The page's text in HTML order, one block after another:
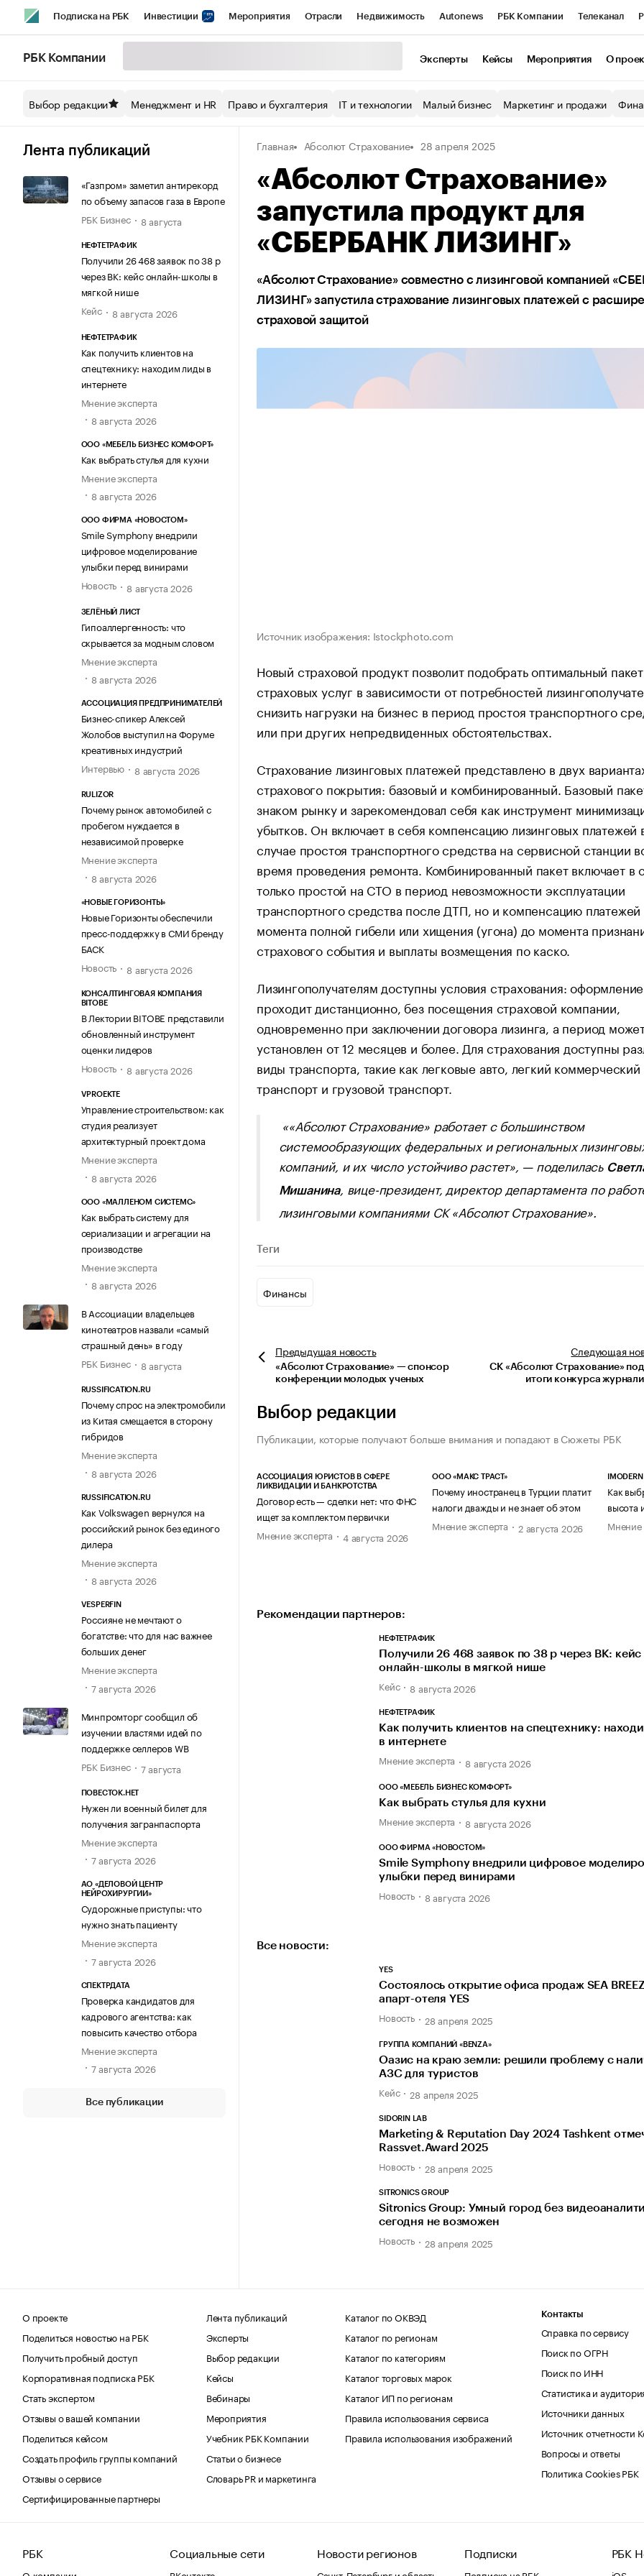
Подписка на РБК Инвестиции Мероприятия Отрасли Недвижимость Autonews РБК Компании Телеканал
Спецпроекты СПб Конференции СПб Спецпроекты Экономика Бизнес
Технологии и медиа Рынок наличной валюты
РБК Компании Эксперты Кейсы Мероприятия О
Выбор редакции Менеджмент и HR Право и бухгалтерия IT и технологии Малый бизнес Маркетинг и продажи
Лента публикаций
«Газпром» заметил антирекорд
по объему запасов газа в Европе
РБК Бизнес
8 августа
НЕФТЕТРАФИК
Получили 26 468 заявок по 38 р
через ВК: кейс онлайн-школы в
мягкой нише
Кейс
8 августа 2026
НЕФТЕТРАФИК
Как получить клиентов на
спецтехнику: находим лиды в
интернете
Мнение эксперта
8 августа 2026
ООО «МЕБЕЛЬ БИЗНЕС КОМФОРТ»
Как выбрать стулья для кухни
Мнение эксперта
8 августа 2026
ООО ФИРМА «НОВОСТОМ»
Smile Symphony внедрили
цифровое моделирование
улыбки перед винирами
Новость
8 августа 2026
ЗЕЛЁНЫЙ ЛИСТ
Гипоаллергенность: что
скрывается за модным словом
Мнение эксперта
8 августа 2026
АССОЦИАЦИЯ ПРЕДПРИНИМАТЕЛЕЙ
Бизнес-спикер Алексей
Жолобов выступил на Форуме
креативных индустрий
Интервью
8 августа 2026
RULIZOR
Почему рынок автомобилей с
пробегом нуждается в
независимой проверке
Мнение эксперта
8 августа 2026
«НОВЫЕ ГОРИЗОНТЫ»
Новые Горизонты обеспечили
пресс-поддержку в СМИ бренду
БАСК
Новость
8 августа 2026
КОНСАЛТИНГОВАЯ КОМПАНИЯ
BITOBE
В Лектории BITOBE представили
обновленный инструмент
оценки лидеров
Новость
8 августа 2026
VPROEKTE
Управление строительством: как
студия реализует
архитектурный проект дома
Мнение эксперта
8 августа 2026
ООО «МАЛЛЕНОМ СИСТЕМС»
Как выбрать систему для
сериализации и агрегации на
производстве
Мнение эксперта
8 августа 2026
В Ассоциации владельцев
кинотеатров назвали «самый
страшный день» в году
РБК Бизнес
8 августа
RUSSIFICATION.RU
Почему спрос на электромобили
из Китая смещается в сторону
гибридов
Мнение эксперта
8 августа 2026
RUSSIFICATION.RU
Как Volkswagen вернулся на
российский рынок без единого
дилера
Мнение эксперта
8 августа 2026
VESPERFIN
Россияне не мечтают о
богатстве: что для нас важнее
больших денег
Мнение эксперта
7 августа 2026
Минпромторг сообщил об
изучении властями идей по
поддержке селлеров WB
РБК Бизнес
7 августа
ПОВЕСТОК.НЕТ
Нужен ли военный билет для
получения загранпаспорта
Мнение эксперта
7 августа 2026
АО «ДЕЛОВОЙ ЦЕНТР
НЕЙРОХИРУРГИИ»
Судорожные приступы: что
нужно знать пациенту
Мнение эксперта
7 августа 2026
СПЕКТРДАТА
Проверка кандидатов для
кадрового агентства: как
повысить качество отбора
Мнение эксперта
7 августа 2026
Все публикации
Главная Абсолют Страхование 28 апреля 2025
«Абсолют Страхование»
запустила продукт для
«СБЕРБАНК ЛИЗИНГ»
«Абсолют Страхование» совместно с лизинговой компанией
ЛИЗИНГ» запустила страхование лизинговых платежей с
страховой защитой
Источник изображения: Istockphoto.com
Новый страховой продукт позволит подобрать оптимальный пакет
страховых услуг в зависимости от потребностей
снизить нагрузки на бизнес в период простоя транспортного
или при других непредвиденных обстоятельствах.
Страхование лизинговых платежей представлено в двух
страхового покрытия: базовый и комбинированный. Базовый
знаком рынку и зарекомендовал себя как инструмент
убытков. Он включает в себя компенсацию лизинговых платежей
случае простоя транспортного средства на сервисной станции
время проведения ремонта. Комбинированный пакет включает в
только простой на СТО в период невозможности эксплуатации
транспортного средства после ДТП, но и компенсацию платежей
момента полной гибели или хищения (угона) до момента
страхового события и выплаты возмещения по каско.
Лизингополучателям доступны условия страхования: оформление
проходит дистанционно, без посещения страховой компании,
одновременно при заключении договора лизинга, а период
установлен от 12 месяцев и более. Для страхования доступны
виды транспорта, такие как легковые авто, легкий коммерческий
транспорт и грузовой транспорт.
««Абсолют Страхование» работает с большинством
системообразующих федеральных и региональных
компаний, и их число устойчиво растет», — поделилась
Мишанина, вице-президент, директор департамента по
лизинговыми компаниями СК «Абсолют Страхование».
Теги
Финансы
Предыдущая новость
«Абсолют Страхование» — спонсор
конференции молодых ученых
Следующая
СК «Абсолют Страхование»
итоги конкурса
Выбор редакции
Публикации, которые получают больше внимания и попадают в Сюжеты РБК
АССОЦИАЦИЯ ЮРИСТОВ В СФЕРЕ
ЛИКВИДАЦИИ И БАНКРОТСТВА
Договор есть — сделки нет: что ФНС
ищет за комплектом первички
Мнение эксперта
4 августа 2026
ООО «МАКС ТРАСТ»
Почему иностранец в Турции платит
налоги дважды и не знает об этом
Мнение эксперта
2 августа 2026
IMODERN
Как
высота
Мнение
Рекомендации партнеров:
НЕФТЕТРАФИК
Получили 26 468 заявок по 38 р через ВК: кейс
онлайн-школы в мягкой нише
Кейс 8 августа 2026
НЕФТЕТРАФИК
Как получить клиентов на спецтехнику:
в интернете
Мнение эксперта 8 августа 2026
ООО «МЕБЕЛЬ БИЗНЕС КОМФОРТ»
Как выбрать стулья для кухни
Мнение эксперта 8 августа 2026
ООО ФИРМА «НОВОСТОМ»
Smile Symphony внедрили цифровое
улыбки перед винирами
Новость 8 августа 2026
Все новости:
YES
Состоялось открытие офиса продаж SEA
апарт-отеля YES
Новость 28 апреля 2025
ГРУППА КОМПАНИЙ «BENZA»
Оазис на краю земли: решили проблему с
АЗС для туристов
Кейс 28 апреля 2025
SIDORIN LAB
Marketing & Reputation Day 2024 Tashkent
Rassvet.Award 2025
Новость 28 апреля 2025
SITRONICS GROUP
Sitronics Group: Умный город без
сегодня не возможен
Новость 28 апреля 2025
О проекте
Поделиться новостью на РБК
Получить пробный доступ
Корпоративная подписка РБК
Стать экспертом
Отзывы о вашей компании
Поделиться кейсом
Создать профиль группы компаний
Отзывы о сервисе
Сертифицированные партнеры
Лента публикаций
Эксперты
Выбор редакции
Кейсы
Вебинары
Мероприятия
Учебник РБК Компании
Статьи о бизнесе
Словарь PR и маркетинга
Каталог по ОКВЭД
Каталог по регионам
Каталог по категориям
Каталог торговых марок
Каталог ИП по регионам
Правила использования сервиса
Правила использования изображений
Контакты
Справка по сервису
Поиск по ОГРН
Поиск по ИНН
Статистика и
Источники данных
Источник отчетности
Вопросы и ответы
Политика Cookies РБК
РБК Социальные сети Новости регионов Подписки РБК